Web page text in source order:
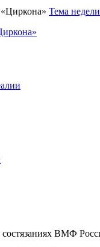
Тема недели